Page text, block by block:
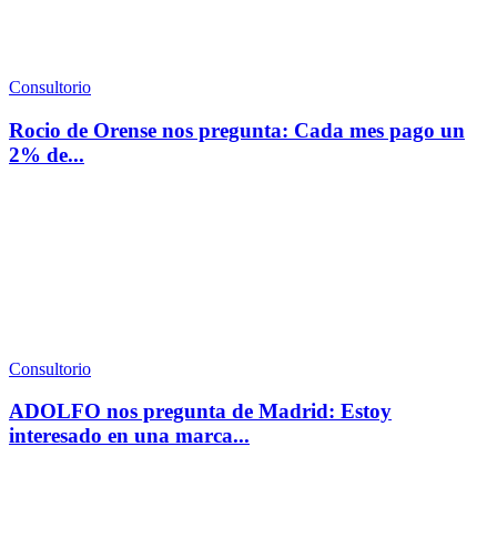
Consultorio
Rocio de Orense nos pregunta: Cada mes pago un
2% de...
Consultorio
ADOLFO nos pregunta de Madrid: Estoy
interesado en una marca...